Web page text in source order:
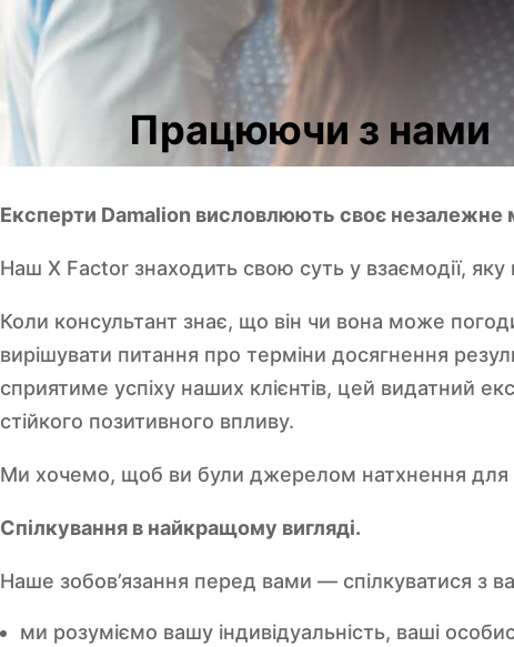
Працюючи з нами
Експерти Damalion висловлюють своє
Наш X Factor знаходить свою суть у взаємодії,
Коли консультант знає, що він чи вона може
вирішувати питання про терміни досягнення
сприятиме успіху наших клієнтів, цей видатний
стійкого позитивного впливу.
Ми хочемо, щоб ви були джерелом натхнення для
Спілкування в найкращому вигляді.
Наше зобов’язання перед вами — спілкуватися
ми розуміємо вашу індивідуальність, ваші